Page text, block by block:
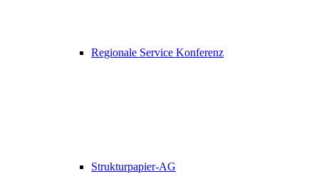
Regionale Service Konferenz
Strukturpapier-AG